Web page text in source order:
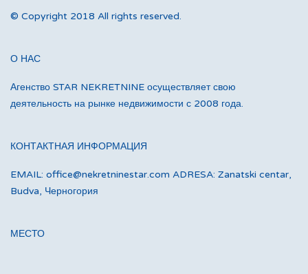
© Copyright 2018 All rights reserved.
О НАС
Агенство STAR NEKRETNINE осуществляет свою
деятельность на рынке недвижимости с 2008 года.
КОНТАКТНАЯ ИНФОРМАЦИЯ
EMAIL: office@nekretninestar.com ADRESA: Zanatski centar,
Budva, Черногория
МЕСТО